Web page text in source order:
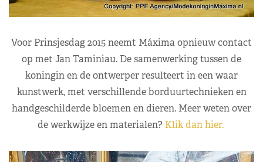
Voor Prinsjesdag 2015 neemt Máxima opnieuw contact
op met Jan Taminiau. De samenwerking tussen de
koningin en de ontwerper resulteert in een waar
kunstwerk, met verschillende borduurtechnieken en
handgeschilderde bloemen en dieren. Meer weten over
de werkwijze en materialen? Klik dan hier.